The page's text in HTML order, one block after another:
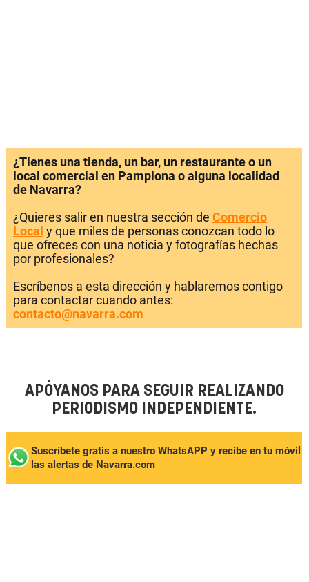
¿Tienes una tienda, un bar, un restaurante o un
local comercial en Pamplona o alguna localidad
de Navarra?
¿Quieres salir en nuestra sección de Comercio
Local y que miles de personas conozcan todo lo
que ofreces con una noticia y fotografías hechas
por profesionales?
Escríbenos a esta dirección y hablaremos contigo
para contactar cuando antes:
contacto@navarra.com
APÓYANOS PARA SEGUIR REALIZANDO
PERIODISMO INDEPENDIENTE.
Suscríbete gratis a nuestro WhatsAPP y recibe en tu móvil
las alertas de Navarra.com